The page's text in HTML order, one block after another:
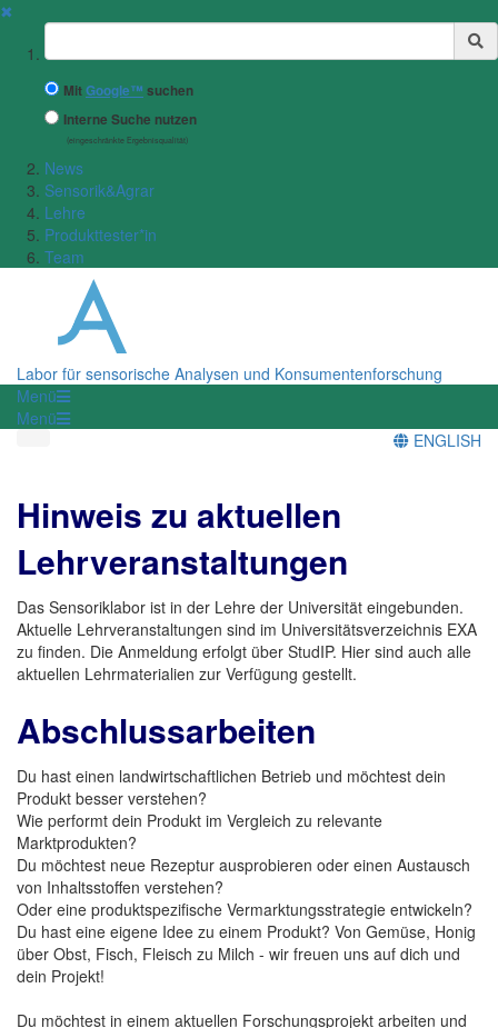
✖
Suchbegriff
MitGoogle™ suchen
Interne Suche nutzen
(eingeschränkte Ergebnisqualität)
News
Sensorik&Agrar
Lehre
Produkttester*in
Team
Labor für sensorische Analysen und Konsumentenforschung
Menü
Menü
ENGLISH
Hinweis zu aktuellen
Lehrveranstaltungen
Das Sensoriklabor ist in der Lehre der Universität eingebunden.
Aktuelle Lehrveranstaltungen sind im Universitätsverzeichnis EXA
zu finden. Die Anmeldung erfolgt über StudIP. Hier sind auch alle
aktuellen Lehrmaterialien zur Verfügung gestellt.
Abschlussarbeiten
Du hast einen landwirtschaftlichen Betrieb und möchtest dein
Produkt besser verstehen?
Wie performt dein Produkt im Vergleich zu relevante
Marktprodukten?
Du möchtest neue Rezeptur ausprobieren oder einen Austausch
von Inhaltsstoffen verstehen?
Oder eine produktspezifische Vermarktungsstrategie entwickeln?
Du hast eine eigene Idee zu einem Produkt? Von Gemüse, Honig
über Obst, Fisch, Fleisch zu Milch - wir freuen uns auf dich und
dein Projekt!
Du möchtest in einem aktuellen Forschungsprojekt arbeiten und